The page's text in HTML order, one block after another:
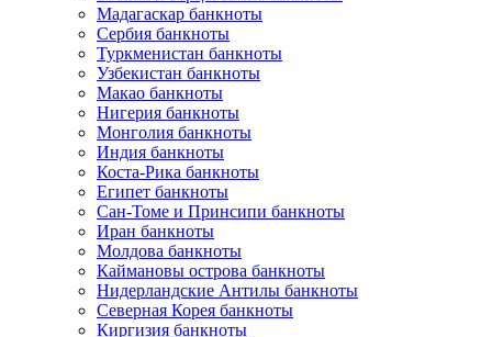
Мадагаскар банкноты
Сербия банкноты
Туркменистан банкноты
Узбекистан банкноты
Макао банкноты
Нигерия банкноты
Монголия банкноты
Индия банкноты
Коста-Рика банкноты
Египет банкноты
Сан-Томе и Принсипи банкноты
Иран банкноты
Молдова банкноты
Каймановы острова банкноты
Нидерландские Антилы банкноты
Северная Корея банкноты
Киргизия банкноты